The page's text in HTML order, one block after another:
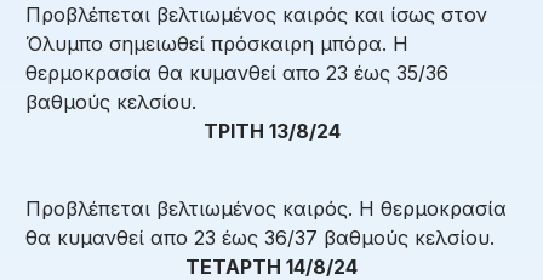
Προβλέπεται βελτιωμένος καιρός και ίσως στον
Όλυμπο σημειωθεί πρόσκαιρη μπόρα. Η
θερμοκρασία θα κυμανθεί απο 23 έως 35/36
βαθμούς κελσίου.
ΤΡΙΤΗ 13/8/24
Προβλέπεται βελτιωμένος καιρός. Η θερμοκρασία
θα κυμανθεί απο 23 έως 36/37 βαθμούς κελσίου.
ΤΕΤΑΡΤΗ 14/8/24